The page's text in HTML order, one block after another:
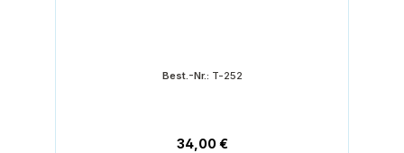
Best.-Nr.: T-252
Regulärer Preis:
34,00 €